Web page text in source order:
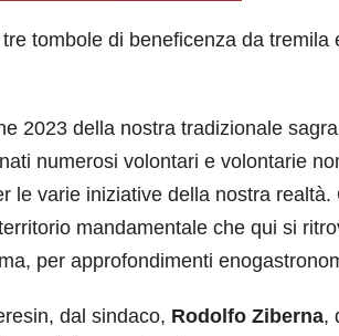
tombole di beneficenza da tremila
2023 della nostra tradizionale
numerosi volontari e volontarie
le varie iniziative della nostra
mandamentale che qui si
per approfondimenti
dal sindaco, Rodolfo Ziberna,